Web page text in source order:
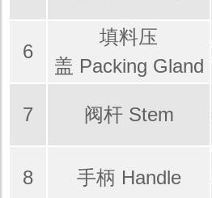
6
填料压
盖 Packing Gland
7 阀杆 Stem
8 手柄 Handle